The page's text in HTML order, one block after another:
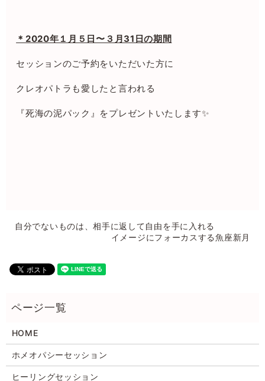
＊2020年１月５日〜３月31日の期間
セッションのご予約をいただいた方に
クレオパトラも愛したと言われる
『死海の泥パック』をプレゼントいたします✨
自分でないものは、相手に返して自由を手に入れる
イメージにフォーカスする魚座新月
HOME
ホメオパシーセッション
ヒーリングセッション